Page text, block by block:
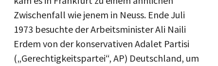
Zwischenfall wie jenem in Neuss. Ende Juli
1973 besuchte der Arbeitsminister Ali Naili
Erdem von der konservativen Adalet Partisi
(„Gerechtigkeitspartei“, AP) Deutschland, um